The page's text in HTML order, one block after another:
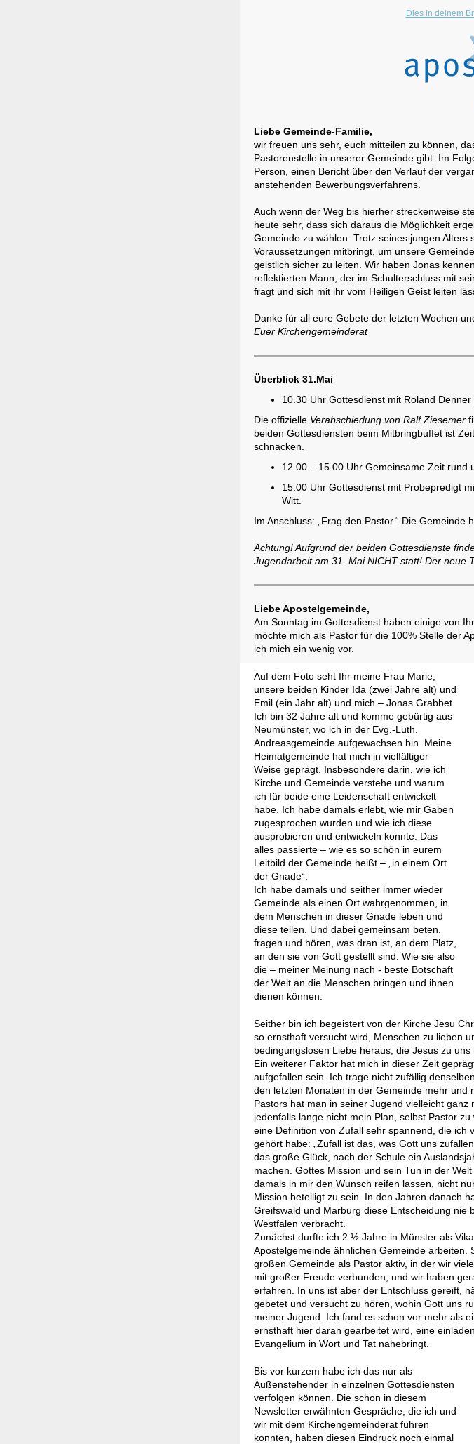
Dies in deinem
Liebe Gemeinde-Familie,
wir freuen uns sehr, euch mitteilen zu können,
Pastorenstelle in unserer Gemeinde gibt. Im
Person, einen Bericht über den Verlauf der
anstehenden Bewerbungsverfahrens.
Auch wenn der Weg bis hierher streckenweise
heute sehr, dass sich daraus die Möglichkeit
Gemeinde zu wählen. Trotz seines jungen Alters
Voraussetzungen mitbringt, um unsere
geistlich sicher zu leiten. Wir haben Jonas
reflektierten Mann, der im Schulterschluss mit
fragt und sich mit ihr vom Heiligen Geist leiten
Danke für all eure Gebete der letzten Wochen
Euer Kirchengemeinderat
Überblick 31.Mai
10.30 Uhr Gottesdienst mit Roland
Die offizielle Verabschiedung von Ralf Ziesemer
beiden Gottesdiensten beim Mitbringbuffet ist
schnacken.
12.00 – 15.00 Uhr Gemeinsame Zeit rund
15.00 Uhr Gottesdienst mit Probepredigt
Witt.
Im Anschluss: „Frag den Pastor.“ Die Gemeinde
Achtung! Aufgrund der beiden Gottesdienste
Jugendarbeit am 31. Mai NICHT statt! Der neue
Liebe Apostelgemeinde,
Am Sonntag im Gottesdienst haben einige von
möchte mich als Pastor für die 100% Stelle der
ich mich ein wenig vor.
Auf dem Foto seht Ihr meine Frau Marie,
unsere beiden Kinder Ida (zwei Jahre alt) und
Emil (ein Jahr alt) und mich – Jonas Grabbet.
Ich bin 32 Jahre alt und komme gebürtig aus
Neumünster, wo ich in der Evg.-Luth.
Andreasgemeinde aufgewachsen bin. Meine
Heimatgemeinde hat mich in vielfältiger
Weise geprägt. Insbesondere darin, wie ich
Kirche und Gemeinde verstehe und warum
ich für beide eine Leidenschaft entwickelt
habe. Ich habe damals erlebt, wie mir Gaben
zugesprochen wurden und wie ich diese
ausprobieren und entwickeln konnte. Das
alles passierte – wie es so schön in eurem
Leitbild der Gemeinde heißt – „in einem Ort
der Gnade“.
Ich habe damals und seither immer wieder
Gemeinde als einen Ort wahrgenommen, in
dem Menschen in dieser Gnade leben und
diese teilen. Und dabei gemeinsam beten,
fragen und hören, was dran ist, an dem Platz,
an den sie von Gott gestellt sind. Wie sie also
die – meiner Meinung nach - beste Botschaft
der Welt an die Menschen bringen und ihnen
dienen können.
Seither bin ich begeistert von der Kirche Jesu
so ernsthaft versucht wird, Menschen zu lieben
bedingungslosen Liebe heraus, die Jesus zu uns
Ein weiterer Faktor hat mich in dieser Zeit
aufgefallen sein. Ich trage nicht zufällig
den letzten Monaten in der Gemeinde mehr und
Pastors hat man in seiner Jugend vielleicht
jedenfalls lange nicht mein Plan, selbst Pastor
eine Definition von Zufall sehr spannend, die ich
gehört habe: „Zufall ist das, was Gott uns
das große Glück, nach der Schule ein
machen. Gottes Mission und sein Tun in der
damals in mir den Wunsch reifen lassen, nicht
Mission beteiligt zu sein. In den Jahren danach
Greifswald und Marburg diese Entscheidung nie
Westfalen verbracht.
Zunächst durfte ich 2 ½ Jahre in Münster als
Apostelgemeinde ähnlichen Gemeinde
großen Gemeinde als Pastor aktiv, in der wir
mit großer Freude verbunden, und wir haben
erfahren. In uns ist aber der Entschluss gereift,
gebetet und versucht zu hören, wohin Gott uns
meiner Jugend. Ich fand es schon vor mehr als
ernsthaft hier daran gearbeitet wird, eine
Evangelium in Wort und Tat nahebringt.
Bis vor kurzem habe ich das nur als
Außenstehender in einzelnen Gottesdiensten
verfolgen können. Die schon in diesem
Newsletter erwähnten Gespräche, die ich und
wir mit dem Kirchengemeinderat führen
konnten, haben diesen Eindruck noch einmal